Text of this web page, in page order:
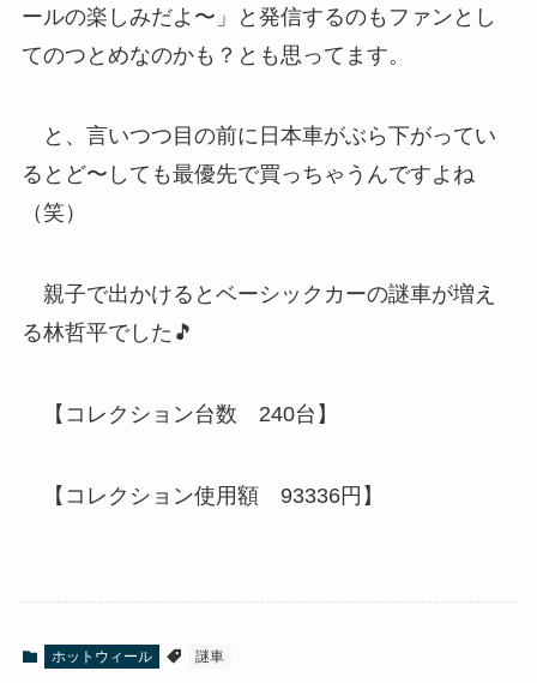
ールの楽しみだよ〜」と発信するのもファンとし
てのつとめなのかも？とも思ってます。
と、言いつつ目の前に日本車がぶら下がってい
るとど〜しても最優先で買っちゃうんですよね
（笑）
親子で出かけるとベーシックカーの謎車が増え
る林哲平でした🎵
【コレクション台数 240台】
【コレクション使用額 93336円】
ホットウィール 謎車